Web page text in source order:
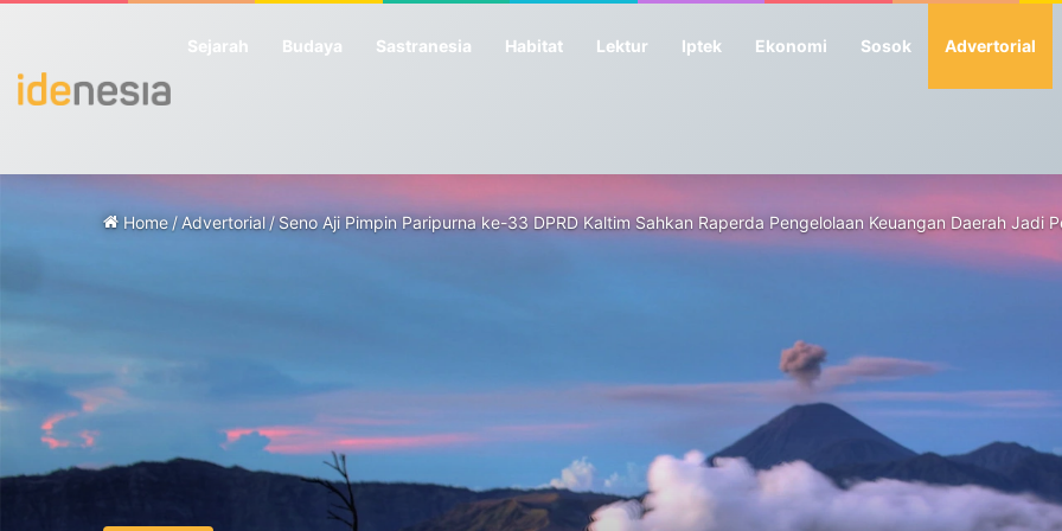
Sejarah Budaya Sastranesia Habitat Lektur Iptek Ekonomi Sosok Advertorial
Home / Advertorial /Seno Aji Pimpin Paripurna ke-33 DPRD Kaltim Sahkan Raperda Pengelolaan Keuangan Daerah Jadi